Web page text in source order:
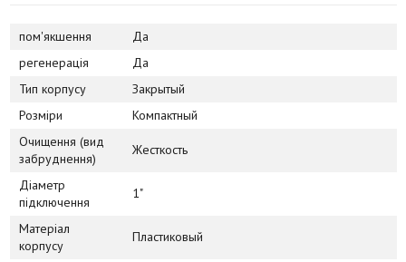
пом'якшення
Да
регенерація
Да
Тип корпусу
Закрытый
Розміри
Компактный
Очищення (вид
забруднення)
Жесткость
Діаметр
підключення
1"
Матеріал
корпусу
Пластиковый